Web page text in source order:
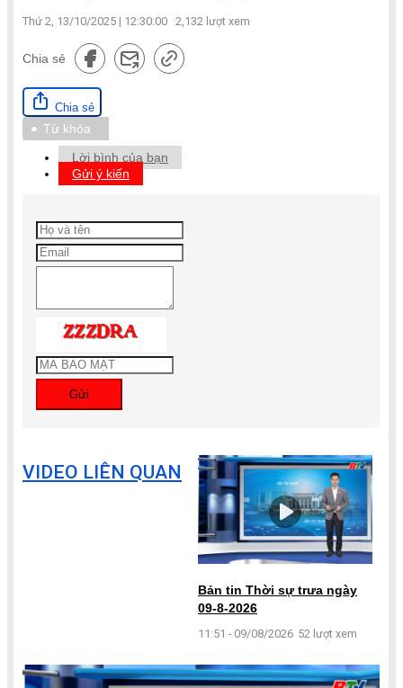
Thứ 2, 13/10/2025 | 12:30:00 2,132 lượt xem
Chia sẻ
Chia sẻ
Từ khóa
Lời bình của bạn
Gửi ý kiến
Gửi
VIDEO LIÊN QUAN
Bản tin Thời sự trưa ngày
09-8-2026
11:51 - 09/08/2026 52 lượt xem